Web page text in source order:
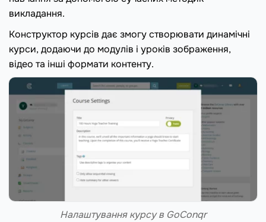
викладання.
Конструктор курсів дає змогу створювати динамічні
курси, додаючи до модулів і уроків зображення,
відео та інші формати контенту.
Налаштування курсу в GoConqr